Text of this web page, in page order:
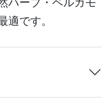
です。